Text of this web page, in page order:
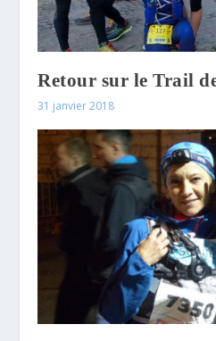
Retour sur le Trail
31 janvier 2018